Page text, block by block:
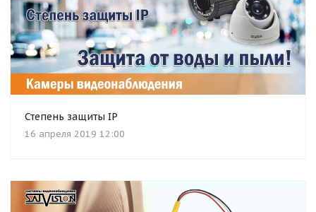
Степень защиты IP
16 апреля 2019 12:00